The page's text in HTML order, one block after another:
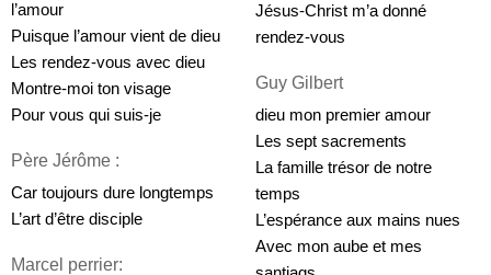
l’amour
Puisque l’amour vient de dieu
Les rendez-vous avec dieu
Montre-moi ton visage
Pour vous qui suis-je
Père Jérôme :
Car toujours dure longtemps
L’art d’être disciple
Marcel perrier:
Jésus-Christ m’a donné
rendez-vous
Guy Gilbert
dieu mon premier amour
Les sept sacrements
La famille trésor de notre
temps
L’espérance aux mains nues
Avec mon aube et mes